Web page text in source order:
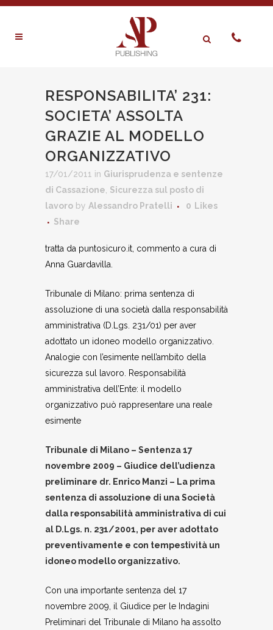
RESPONSABILITA’ 231:
SOCIETA’ ASSOLTA
GRAZIE AL MODELLO
ORGANIZZATIVO
17/01/2011 in Giurisprudenza e sentenze
di Cassazione Sicurezza sul posto di
lavoro by Alessandro Pratelli 0 Likes
Share
tratta da puntosicuro.it, commento a cura di
Anna Guardavilla.
Tribunale di Milano: prima sentenza di
assoluzione di una società dalla responsabilità
amministrativa (D.Lgs. 231/01) per aver
adottato un idoneo modello organizzativo.
Analogie con l’esimente nell’ambito della
sicurezza sul lavoro. Responsabilità
amministrativa dell’Ente: il modello
organizzativo può rappresentare una reale
esimente
Tribunale di Milano – Sentenza 17
novembre 2009 – Giudice dell’udienza
preliminare dr. Enrico Manzi – La prima
sentenza di assoluzione di una Società
dalla responsabilità amministrativa di cui
al D.Lgs. n. 231/2001, per aver adottato
preventivamente e con tempestività un
idoneo modello organizzativo.
Con una importante sentenza del 17
novembre 2009, il Giudice per le Indagini
Preliminari del Tribunale di Milano ha assolto